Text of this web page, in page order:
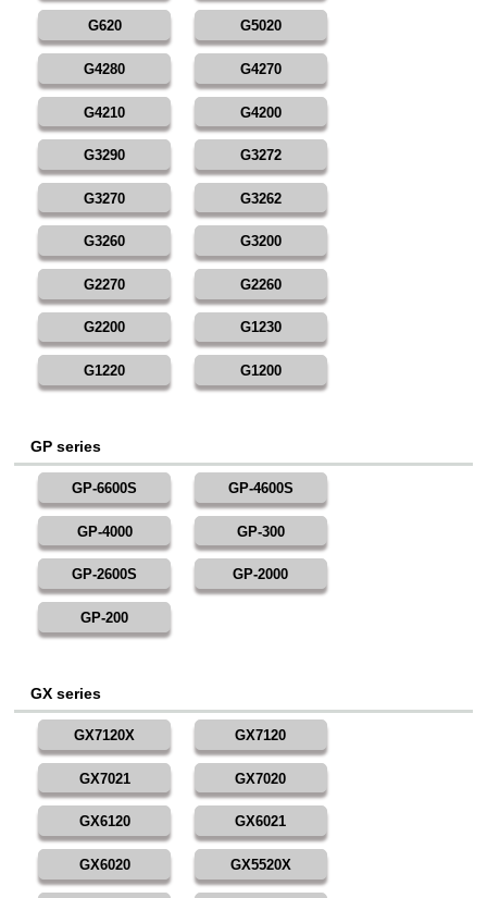
G620 G5020
G4280 G4270
G4210 G4200
G3290 G3272
G3270 G3262
G3260 G3200
G2270 G2260
G2200 G1230
G1220 G1200
GP series
GP-6600S GP-4600S
GP-4000 GP-300
GP-2600S GP-2000
GP-200
GX series
GX7120X GX7120
GX7021 GX7020
GX6120 GX6021
GX6020 GX5520X